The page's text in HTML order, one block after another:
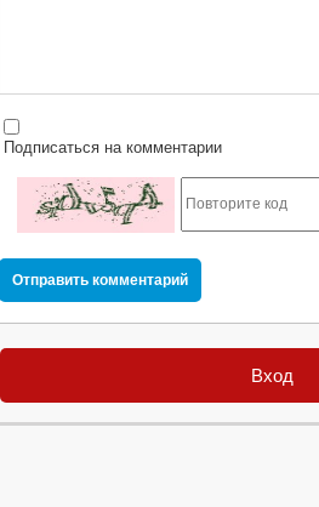
на комментарии
Отправить комментарий
Вход